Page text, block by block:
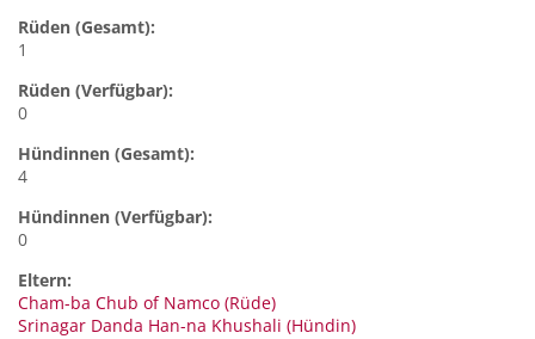
Rüden (Gesamt):
1
Rüden (Verfügbar):
0
Hündinnen (Gesamt):
4
Hündinnen (Verfügbar):
0
Eltern:
Cham-ba Chub of Namco (Rüde)
Srinagar Danda Han-na Khushali (Hündin)